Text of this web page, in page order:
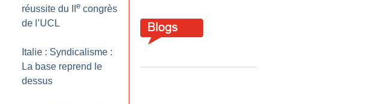
réussite du II e congrès
de l’UCL
Italie : Syndicalisme :
La base reprend le
dessus